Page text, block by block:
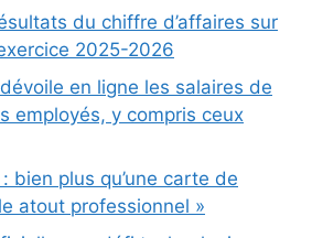
du chiffre d’affaires sur
2025-2026
en ligne les salaires de
employés, y compris ceux
bien plus qu’une carte de
atout professionnel »